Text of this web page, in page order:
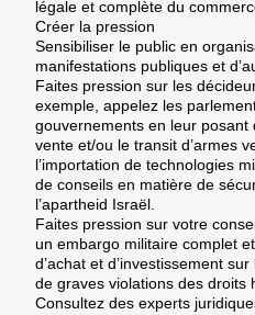
légale et complète du
Créer la pression
Sensibiliser le public en
manifestations publiques et
Faites pression sur les
exemple, appelez les
gouvernements en leur posant
vente et/ou le transit d’armes
l’importation de technologies
de conseils en matière de
l’apartheid Israël.
Faites pression sur votre
un embargo militaire complet
d’achat et d’investissement
de graves violations des droits
Consultez des experts